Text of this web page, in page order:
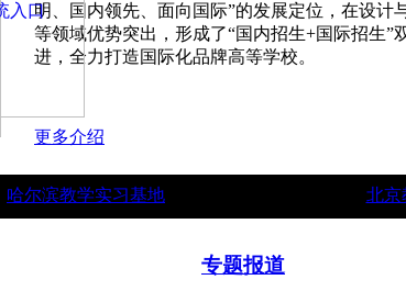
明、国内领先、面向国际”的发展定位，在设
等领域优势突出，形成了“国内招生+国际招生
进，全力打造国际化品牌高等学校。
更多介绍
哈尔滨教学实习基地 北京
专题报道